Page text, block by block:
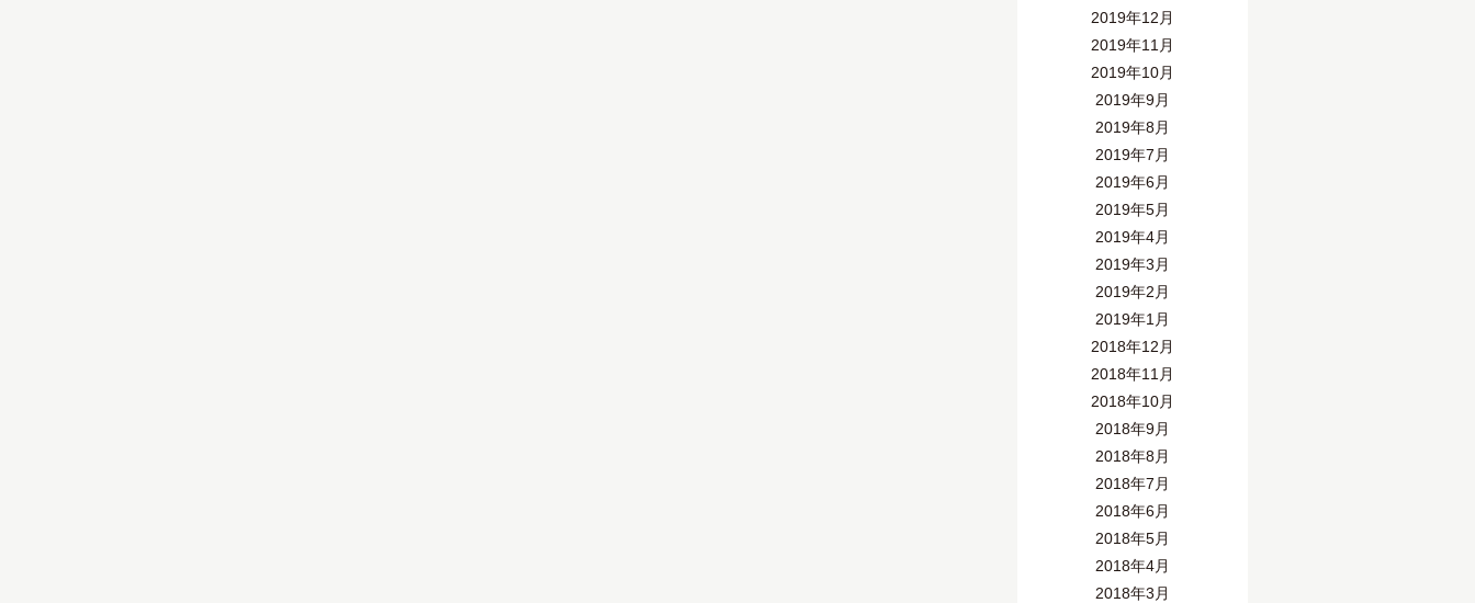
2019年12月
2019年11月
2019年10月
2019年9月
2019年8月
2019年7月
2019年6月
2019年5月
2019年4月
2019年3月
2019年2月
2019年1月
2018年12月
2018年11月
2018年10月
2018年9月
2018年8月
2018年7月
2018年6月
2018年5月
2018年4月
2018年3月